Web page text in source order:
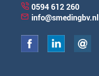
0594 612 260
info@smedingbv.nl